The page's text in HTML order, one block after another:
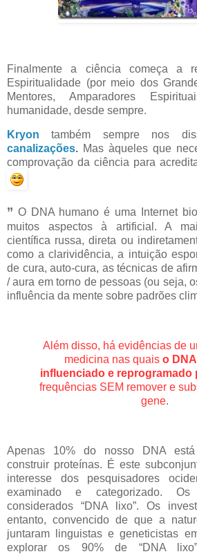
Finalmente a ciência começa a
Espiritualidade (por meio dos
Mentores, Amparadores
humanidade, desde sempre.
Kryon também sempre nos
canalizações. Mas àqueles que
comprovação da ciência para
’’ O DNA humano é uma Internet
muitos aspectos à artificial. A
científica russa, direta ou
como a clarividência, a intuição
de cura, auto-cura, as técnicas de
/ aura em torno de pessoas (ou seja,
influência da mente sobre padrões
Além disso, há evidências de
medicina nas quais o
influenciado e reprogramado
frequências SEM remover e
gene.
Apenas 10% do nosso DNA
construir proteínas. É este
interesse dos pesquisadores
examinado e categorizado.
considerados “DNA lixo”. Os
entanto, convencido de que a
juntaram linguistas e geneticistas
explorar os 90% de “DNA